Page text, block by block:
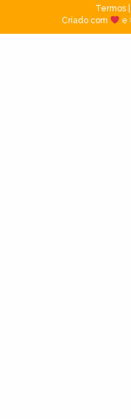
Termos|
Criado com
e